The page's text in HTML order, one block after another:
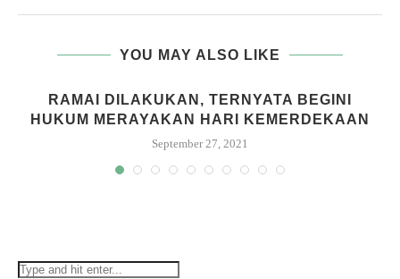
YOU MAY ALSO LIKE
RAMAI DILAKUKAN, TERNYATA BEGINI
HUKUM MERAYAKAN HARI KEMERDEKAAN
September 27, 2021